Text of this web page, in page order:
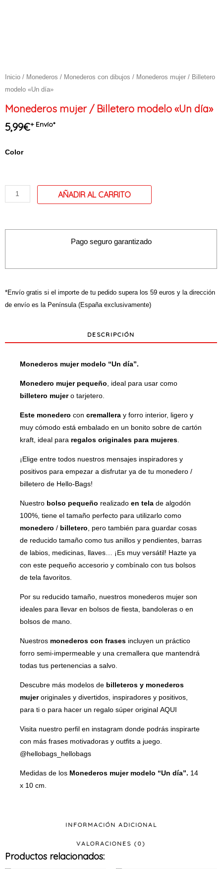
Inicio / Monederos / Monederos con dibujos / Monederos mujer / Billetero
modelo «Un día»
Monederos mujer / Billetero modelo «Un día»
5,99€+ Envío*
Color
Monederos
Billetero
Pago seguro garantizado
*Envío gratis si el importe de tu pedido supera los 59 euros y la dirección
de envío es la Península (España exclusivamente)
DESCRIPCIÓN
INFORMACIÓN ADICIONAL
VALORACIONES (0)
Monederos mujer modelo “Un día”.
Monedero mujer pequeño, ideal para usar como
billetero mujero tarjetero.
Este monedero con cremallera y forro interior, ligero y
muy cómodo está embalado en un bonito sobre de cartón
kraft, ideal para regalos originales para mujeres.
¡Elige entre todos nuestros mensajes inspiradores y
positivos para empezar a disfrutar ya de tu monedero /
billetero de Hello-Bags!
Nuestro bolso pequeño realizado en tela de algodón
100%, tiene el tamaño perfecto para utilizarlo como
monedero / billetero, pero también para guardar cosas
de reducido tamaño como tus anillos y pendientes, barras
de labios, medicinas, llaves… ¡Es muy versátil! Hazte ya
con este pequeño accesorio y combínalo con tus bolsos
de tela favoritos.
Por su reducido tamaño, nuestros monederos mujer son
ideales para llevar en bolsos de fiesta, bandoleras o en
bolsos de mano.
Nuestros monederos con frases incluyen un práctico
forro semi-impermeable y una cremallera que mantendrá
todas tus pertenencias a salvo.
Descubre más modelos de billeteros y monederos
mujeroriginales y divertidos, inspiradores y positivos,
para ti o para hacer un regalo súper original AQUI
Visita nuestro perfil en instagram donde podrás inspirarte
con más frases motivadoras y outfits a juego.
@hellobags_hellobags
Medidas de los Monederos mujer modelo “Un día”. 14
x 10 cm.
Productos relacionados: